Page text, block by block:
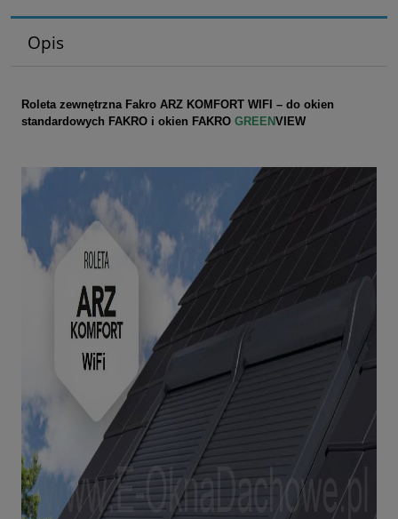
Opis
Roleta zewnętrzna Fakro ARZ KOMFORT WIFI – do okien
standardowych FAKRO i okien FAKRO GREENVIEW